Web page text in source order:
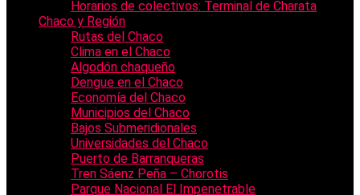
Horarios de colectivos: Terminal de Charata
Chaco y Región
Rutas del Chaco
Clima en el Chaco
Algodón chaqueño
Dengue en el Chaco
Economía del Chaco
Municipios del Chaco
Bajos Submeridionales
Universidades del Chaco
Puerto de Barranqueras
Tren Sáenz Peña – Chorotis
Parque Nacional El Impenetrable